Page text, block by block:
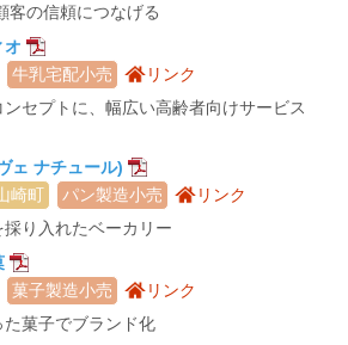
客の信頼につなげる
オ
牛乳宅配小売
リンク
ンセプトに、幅広い高齢者向けサービス
ェ ナチュール)
崎町
パン製造小売
リンク
り入れたベーカリー
菓子製造小売
リンク
菓子でブランド化